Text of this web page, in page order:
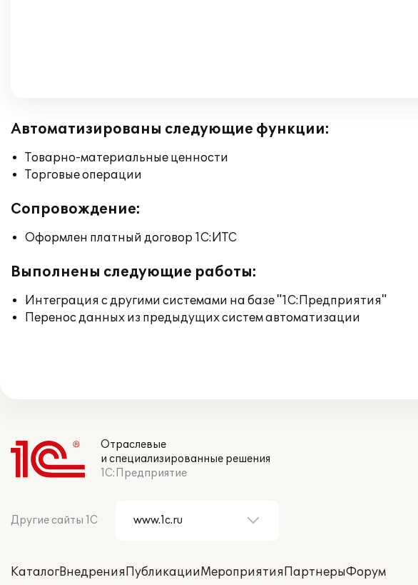
Автоматизированы следующие функции:
Товарно-материальные ценности
Торговые операции
Сопровождение:
Оформлен платный договор 1С:ИТС
Выполнены следующие работы:
Интеграция с другими системами на базе "1С:Предприятия"
Перенос данных из предыдущих систем автоматизации
Отраслевые
и специализированные решения
1С:Предприятие
Другие сайты 1С
КаталогВнедренияПубликацииМероприятияПартнерыФорум